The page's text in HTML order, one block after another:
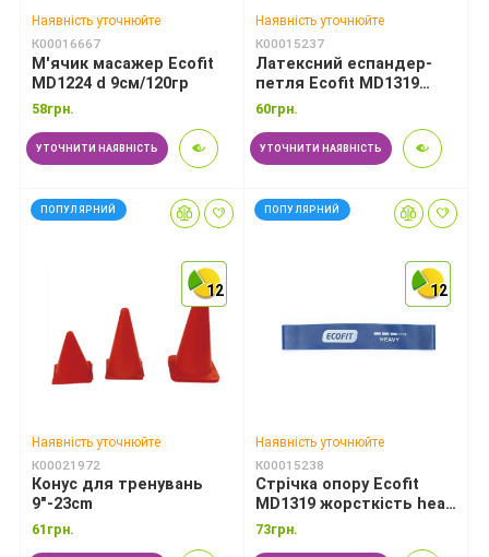
Наявність уточнюйте
К00016667
М'ячик масажер Ecofit
MD1224 d 9см/120гр
58грн.
УТОЧНИТИ НАЯВНІСТЬ
Наявність уточнюйте
К00015237
Латексний еспандер-
петля Ecofit MD1319
жорсткість medium
0.9*50*610мм
60грн.
УТОЧНИТИ НАЯВНІСТЬ
12
12
12
ПОПУЛЯРНИЙ
Наявність уточнюйте
К00021972
Конус для тренувань
9"-23cm
61грн.
12
12
12
ПОПУЛЯРНИЙ
Наявність уточнюйте
К00015238
Стрічка опору Ecofit
MD1319 жорсткість heavy
1.1*50*610мм
73грн.